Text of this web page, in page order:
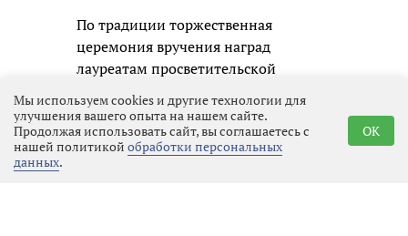
По традиции торжественная
церемония вручения наград
лауреатам просветительской
премии состоится в Москве.
Мы используем cookies и другие технологии для
улучшения вашего опыта на нашем сайте.
Продолжая использовать сайт, вы соглашаетесь с
нашей политикой обработки персональных
данных.
OK